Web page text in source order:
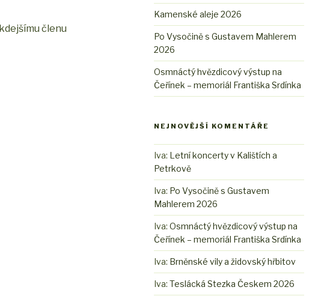
členu
Kamenské aleje 2026
Po Vysočině s Gustavem Mahlerem
2026
Osmnáctý hvězdicový výstup na
Čeřínek – memoriál Františka Srdínka
NEJNOVĚJŠÍ KOMENTÁŘE
Iva: Letní koncerty v Kalištích a
Petrkově
Iva: Po Vysočině s Gustavem
Mahlerem 2026
Iva:Osmnáctý hvězdicový výstup na
Čeřínek – memoriál Františka Srdínka
Iva: Brněnské vily a židovský hřbitov
Iva:Teslácká Stezka Českem 2026